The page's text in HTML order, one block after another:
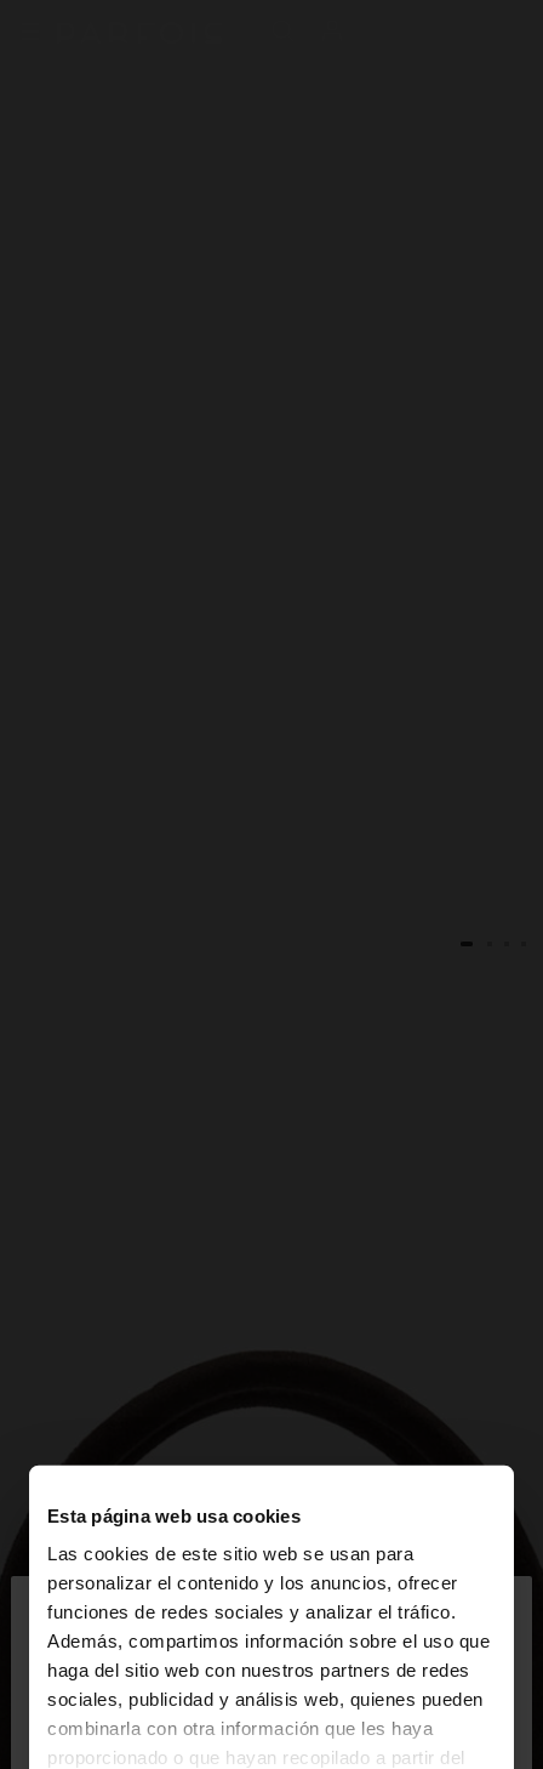
Esta página web usa cookies
Las cookies de este sitio web se usan para
personalizar el contenido y los anuncios, ofrecer
funciones de redes sociales y analizar el tráfico.
Además, compartimos información sobre el uso que
haga del sitio web con nuestros partners de redes
sociales, publicidad y análisis web, quienes pueden
combinarla con otra información que les haya
proporcionado o que hayan recopilado a partir del
hola
Estás accediendo a la web de Guatemala. ¿Quieres
ir a la web de United States?